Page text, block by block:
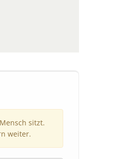
sitzt.
weiter.